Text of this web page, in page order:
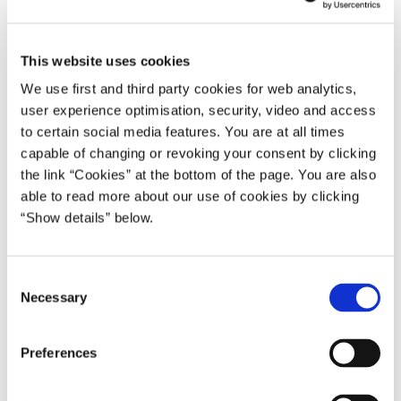
This website uses cookies
We use first and third party cookies for web analytics,
user experience optimisation, security, video and access
to certain social media features. You are at all times
capable of changing or revoking your consent by clicking
the link “Cookies” at the bottom of the page. You are also
able to read more about our use of cookies by clicking
“Show details” below.
Necessary
Preferences
Ingen vidste, hvornår det ville ende. Ingen vidste, hvordan det
selv eller en god ven og kammerat.
For jer alle – både uden for og inde på basen – gjaldt, at I ikke
kunne gøre andet end at vente.
Soldater er vant til at handle. Det var tungt for jer at føle den
magtesløshed.
Aftenen inden var vi få herhjemme, som fik efterretninger om, at
uvished. Vi frygtede også, at det værst tænkelige ville ske den nat.
Jeres træning. Jeres beredskab. Jeres værdier. Jeres kompas.